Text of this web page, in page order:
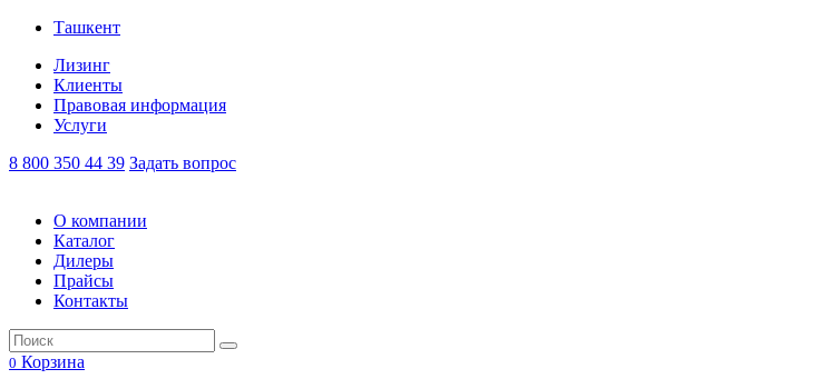
Ташкент
Лизинг
Клиенты
Правовая информация
Услуги
8 800 350 44 39 Задать вопрос
О компании
Каталог
Дилеры
Прайсы
Контакты
0 Корзина